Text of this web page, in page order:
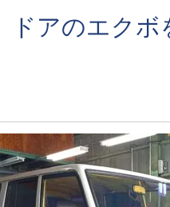
ドアのエク